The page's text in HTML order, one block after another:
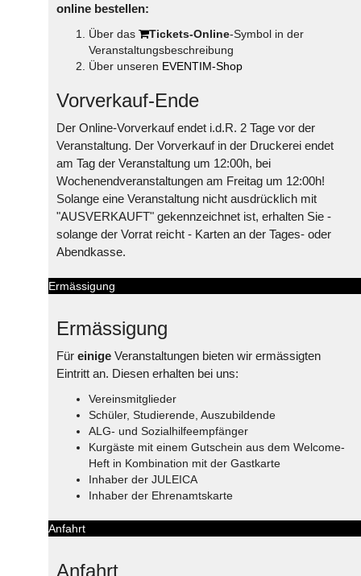
online bestellen:
Über das Tickets-Online-Symbol in der
Veranstaltungsbeschreibung
Über unseren EVENTIM-Shop
Vorverkauf-Ende
Der Online-Vorverkauf endet i.d.R. 2 Tage vor der
Veranstaltung. Der Vorverkauf in der Druckerei endet
am Tag der Veranstaltung um 12:00h, bei
Wochenendveranstaltungen am Freitag um 12:00h!
Solange eine Veranstaltung nicht ausdrücklich mit
"AUSVERKAUFT" gekennzeichnet ist, erhalten Sie -
solange der Vorrat reicht - Karten an der Tages- oder
Abendkasse.
Ermässigung
Ermässigung
Für einige Veranstaltungen bieten wir ermässigten
Eintritt an. Diesen erhalten bei uns:
Vereinsmitglieder
Schüler, Studierende, Auszubildende
ALG- und Sozialhilfeempfänger
Kurgäste mit einem Gutschein aus dem Welcome-
Heft in Kombination mit der Gastkarte
Inhaber der JULEICA
Inhaber der Ehrenamtskarte
Anfahrt
Anfahrt